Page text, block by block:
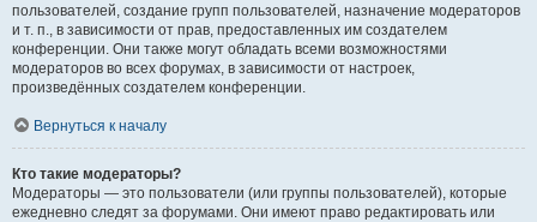
пользователей, создание групп пользователей, назначение модераторов
и т. п., в зависимости от прав, предоставленных им создателем
конференции. Они также могут обладать всеми возможностями
модераторов во всех форумах, в зависимости от настроек,
произведённых создателем конференции.
Вернуться к началу
Кто такие модераторы?
Модераторы — это пользователи (или группы пользователей), которые
ежедневно следят за форумами. Они имеют право редактировать или